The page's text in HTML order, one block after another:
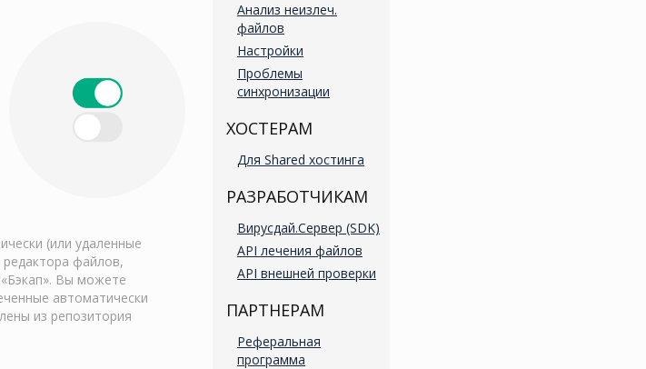
Анализ неизлеч.
файлов
Настройки
Проблемы
синхронизации
ХОСТЕРАМ
Для Shared хостинга
РАЗРАБОТЧИКАМ
Вирусдай.Сервер (SDK)
API лечения файлов
API внешней проверки
ПАРТНЕРАМ
Реферальная
программа
(или удаленные
файлов,
Вы можете
автоматически
из репозитория